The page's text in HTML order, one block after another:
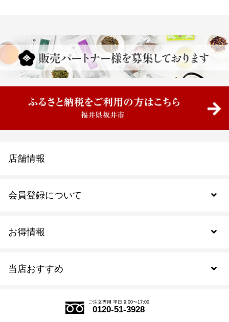
当店おすすめ
式部の香りシリーズ
お得情報
会員登録について
会員規約について
店舗情報
ご注文専用 平日 9:00〜17:00
0120-51-3928